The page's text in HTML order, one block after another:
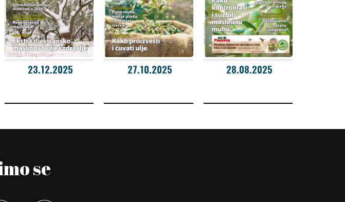
23.12.2025 27.10.2025 28.08.2025
se